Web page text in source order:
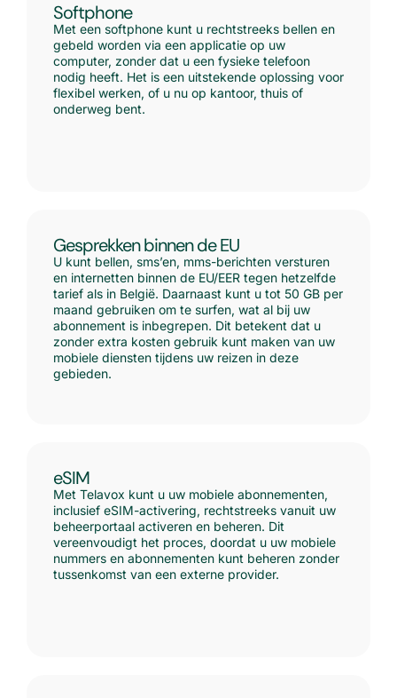
Softphone
Met een softphone kunt u rechtstreeks bellen en
gebeld worden via een applicatie op uw
computer, zonder dat u een fysieke telefoon
nodig heeft. Het is een uitstekende oplossing voor
flexibel werken, of u nu op kantoor, thuis of
onderweg bent.
Gesprekken binnen de EU
U kunt bellen, sms’en, mms-berichten versturen
en internetten binnen de EU/EER tegen hetzelfde
tarief als in België. Daarnaast kunt u tot 50 GB per
maand gebruiken om te surfen, wat al bij uw
abonnement is inbegrepen. Dit betekent dat u
zonder extra kosten gebruik kunt maken van uw
mobiele diensten tijdens uw reizen in deze
gebieden.
eSIM
Met Telavox kunt u uw mobiele abonnementen,
inclusief eSIM-activering, rechtstreeks vanuit uw
beheerportaal activeren en beheren. Dit
vereenvoudigt het proces, doordat u uw mobiele
nummers en abonnementen kunt beheren zonder
tussenkomst van een externe provider.